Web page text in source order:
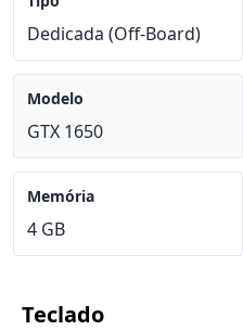
Dedicada (Off-Board)
Modelo
GTX 1650
Memória
4 GB
Teclado